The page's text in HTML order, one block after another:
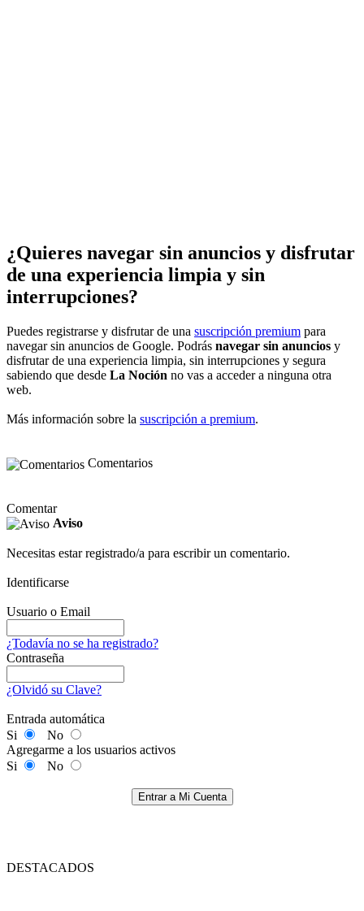
¿Quieres navegar sin anuncios y disfrutar
de una experiencia limpia y sin
interrupciones?
Puedes registrarse y disfrutar de una suscripción premium para
navegar sin anuncios de Google. Podrás navegar sin anuncios y
disfrutar de una experiencia limpia, sin interrupciones y segura
sabiendo que desde La Noción no vas a acceder a ninguna otra
web.
Más información sobre la suscripción a premium.
Comentarios
Comentar
Aviso
Necesitas estar registrado/a para escribir un comentario.
Identificarse
Usuario o Email
¿Todavía no se ha registrado?
Contraseña
¿Olvidó su Clave?
Entrada automática
Si
No
Agregarme a los usuarios activos
Si
No
Entrar a Mi Cuenta
DESTACADOS